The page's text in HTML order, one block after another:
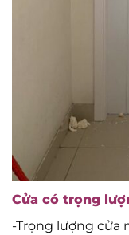
Cửa có trọng
-Trọng lượng cửa